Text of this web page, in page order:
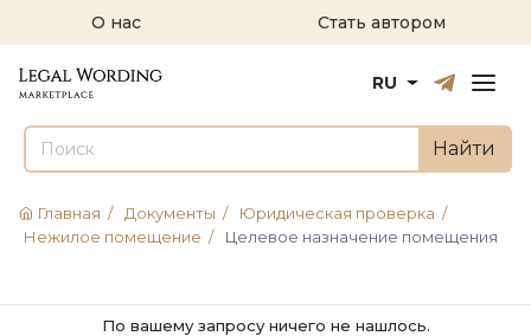
О нас Стать автором
РусскийEnglish
RU
Найти
Главная / Документы / Юридическая проверка /
Нежилое помещение / Целевое назначение помещения
По вашему запросу ничего не нашлось.